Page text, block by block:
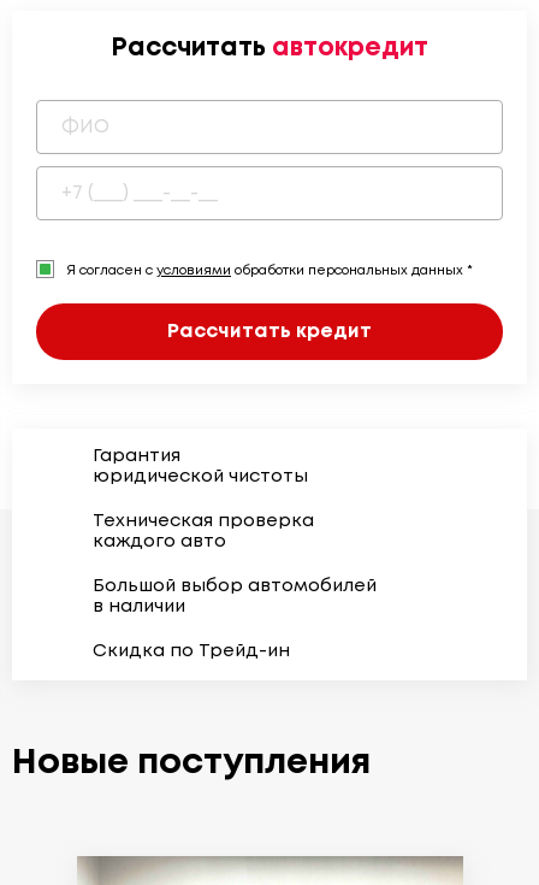
Рассчитать автокредит
Я согласен с условиями обработки персональных данных *
Рассчитать кредит
Гарантия
юридической чистоты
Техническая проверка
каждого авто
Большой выбор автомобилей
в наличии
Скидка по Трейд-ин
Новые поступления